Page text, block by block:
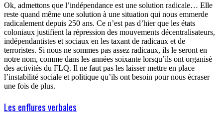
Ok, admettons que l’indépendance est une solution radicale… Elle
reste quand même une solution à une situation qui nous emmerde
radicalement depuis 250 ans. Ce n’est pas d’hier que les états
coloniaux justifient la répression des mouvements décentralisateurs,
indépendantistes et sociaux en les taxant de radicaux et de
terroristes. Si nous ne sommes pas assez radicaux, ils le seront en
notre nom, comme dans les années soixante lorsqu’ils ont organisé
des activités du FLQ. Il ne faut pas les laisser mettre en place
l’instabilité sociale et politique qu’ils ont besoin pour nous écraser
une fois de plus.
Les enflures verbales